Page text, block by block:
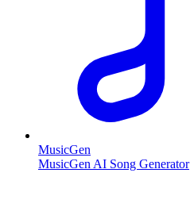
MusicGen
MusicGen AI Song Generator